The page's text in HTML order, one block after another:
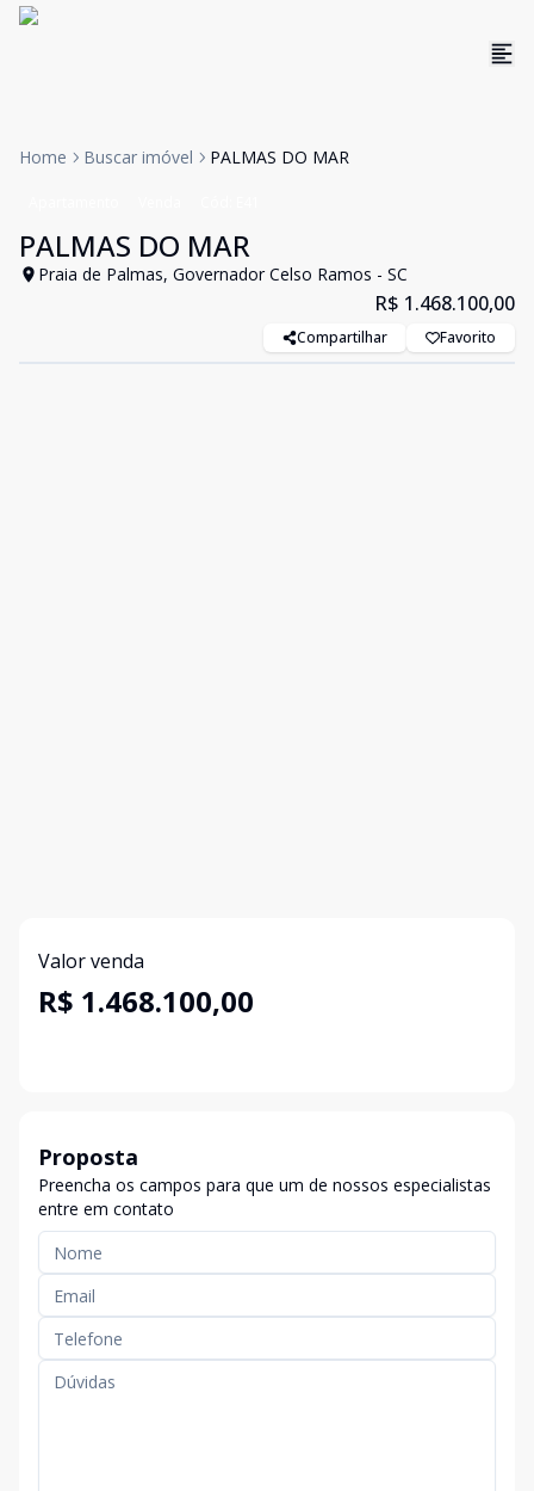
Home Buscar imóvel PALMAS DO MAR
PALMAS DO MAR
Praia de Palmas, Governador Celso Ramos - SC
R$ 1.468.100,00
Compartilhar Favorito
Valor venda
R$ 1.468.100,00
Proposta
Preencha os campos para que um de nossos especialistas
entre em contato